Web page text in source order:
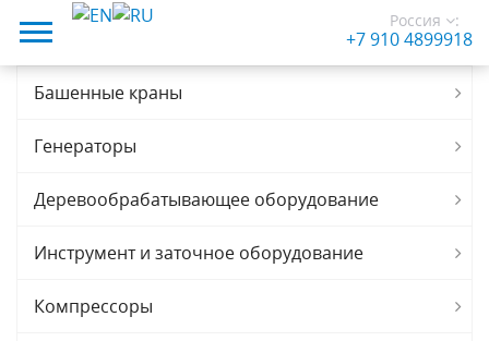
Россия
+7 910 4899918
:
Башенные краны
Генераторы
Деревообрабатывающее оборудование
Инструмент и заточное оборудование
Компрессоры